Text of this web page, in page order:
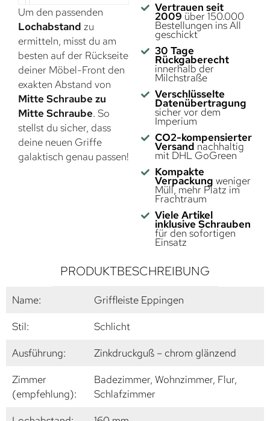
Um den passenden
Lochabstand zu
ermitteln, misst du am
besten auf der Rückseite
deiner Möbel-Front den
exakten Abstand von
Mitte Schraube zu
Mitte Schraube. So
stellst du sicher, dass
deine neuen Griffe
galaktisch genau passen!
Vertrauen seit
2009 über 150.000
Bestellungen ins All
geschickt
30 Tage
Rückgaberecht
innerhalb der
Milchstraße
Verschlüsselte
Datenübertragung
sicher vor dem
Imperium
CO2-kompensierter
Versand nachhaltig
mit DHL GoGreen
Kompakte
Verpackung weniger
Müll, mehr Platz im
Frachtraum
Viele Artikel
inklusive Schrauben
für den sofortigen
Einsatz
PRODUKTBESCHREIBUNG
Name:
Griffleiste Eppingen
Stil:
Schlicht
Ausführung:
Zinkdruckguß – chrom glänzend
Zimmer
(empfehlung):
Badezimmer, Wohnzimmer, Flur,
Schlafzimmer